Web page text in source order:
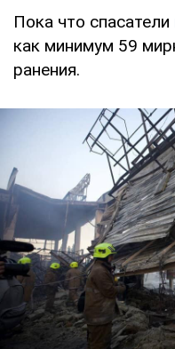
Пока что спасатели
как минимум 59
ранения.